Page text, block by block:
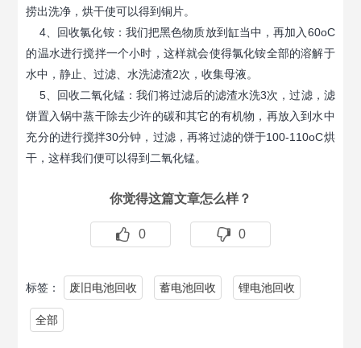
捞出洗净，烘干使可以得到铜片。
4、回收氯化铵：我们把黑色物质放到缸当中，再加入60oC
的温水进行搅拌一个小时，这样就会使得氯化铵全部的溶解于
水中，静止、过滤、水洗滤渣2次，收集母液。
5、回收二氧化锰：我们将过滤后的滤渣水洗3次，过滤，滤
饼置入锅中蒸干除去少许的碳和其它的有机物，再放入到水中
充分的进行搅拌30分钟，过滤，再将过滤的饼于100-110oC烘
干，这样我们便可以得到二氧化锰。
你觉得这篇文章怎么样？
0 0
标签： 废旧电池回收 蓄电池回收 锂电池回收
全部